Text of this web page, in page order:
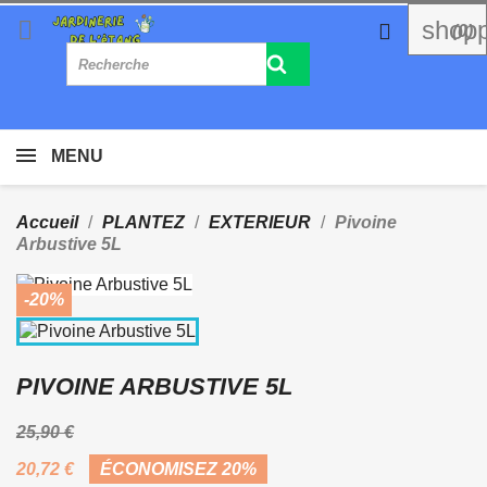
 (0)

MENU
Accueil PLANTEZ EXTERIEUR
Pivoine
Arbustive 5L
-20%
PIVOINE ARBUSTIVE 5L
25,90 €
20,72 €
ÉCONOMISEZ 20%